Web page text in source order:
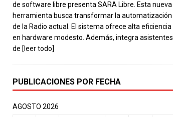
de software libre presenta SARA Libre. Esta nueva
herramienta busca transformar la automatización
de la Radio actual. El sistema ofrece alta eficiencia
en hardware modesto. Además, integra asistentes
de [leer todo]
PUBLICACIONES POR FECHA
AGOSTO 2026